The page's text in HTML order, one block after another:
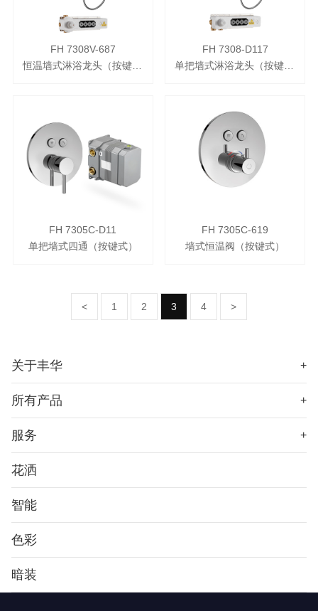
FH 7308V-687
恒温墙式淋浴龙头（按键式流量调节）
FH 7308-D117
单把墙式淋浴龙头（按键式）
FH 7305C-D11
单把墙式四通（按键式）
FH 7305C-619
墙式恒温阀（按键式）
< 1 2 3 4 >
关于丰华 +
所有产品 +
服务 +
花洒
智能
色彩
暗装